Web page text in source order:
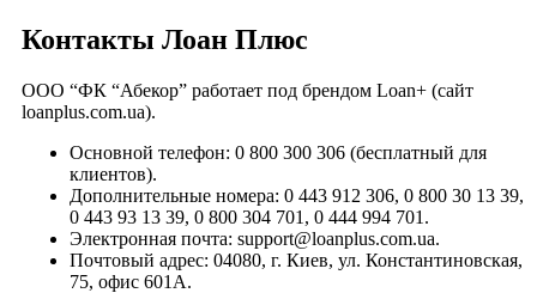
Контакты Лоан Плюс
ООО “ФК “Абекор” работает под брендом Loan+ (сайт
loanplus.com.ua).
Основной телефон: 0 800 300 306 (бесплатный для
клиентов).
Дополнительные номера: 0 443 912 306, 0 800 30 13 39,
0 443 93 13 39, 0 800 304 701, 0 444 994 701.
Электронная почта: support@loanplus.com.ua.
Почтовый адрес: 04080, г. Киев, ул. Константиновская,
75, офис 601А.